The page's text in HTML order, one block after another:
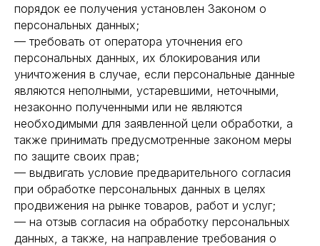
порядок ее получения установлен Законом о
персональных данных;
— требовать от оператора уточнения его
персональных данных, их блокирования или
уничтожения в случае, если персональные данные
являются неполными, устаревшими, неточными,
незаконно полученными или не являются
необходимыми для заявленной цели обработки, а
также принимать предусмотренные законом меры
по защите своих прав;
— выдвигать условие предварительного согласия
при обработке персональных данных в целях
продвижения на рынке товаров, работ и услуг;
— на отзыв согласия на обработку персональных
данных, а также, на направление требования о